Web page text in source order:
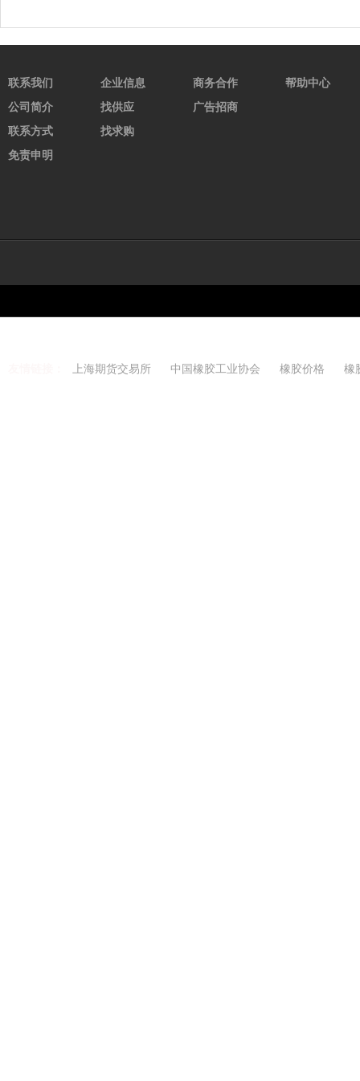
联系我们
公司简介
联系方式
免责申明
企业信息
找供应
找求购
商务合作
广告招商
帮助中心
上海期货交易所 中国橡胶工业协会 橡胶价格 橡